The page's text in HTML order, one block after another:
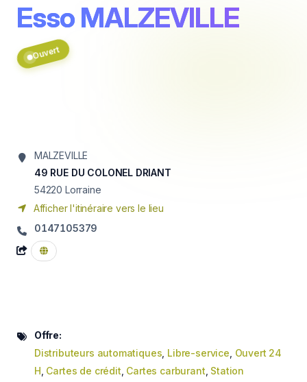
Esso MALZEVILLE
Ouvert
MALZEVILLE
49 RUE DU COLONEL DRIANT
54220 Lorraine
Afficher l'itinéraire vers le lieu
0147105379
Offre:
Distributeurs automatiques Libre-service Ouvert 24
H Cartes de crédit Cartes carburant Station